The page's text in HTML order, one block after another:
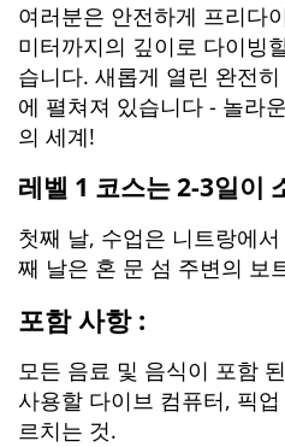
여러분은 안전하게 프리다
미터까지의 깊이로 다이빙
습니다. 새롭게 열린 완전
에 펼쳐져 있습니다 - 놀라
의 세계!
레벨 1 코스는 2-3일이
첫째 날, 수업은 니트랑에
째 날은 혼 문 섬 주변의 보
포함 사항 :
모든 음료 및 음식이 포함
사용할 다이브 컴퓨터, 픽
르치는 것.